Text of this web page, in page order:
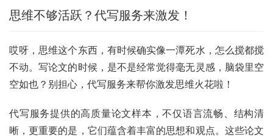
思维不够活跃？代写服务来激发！
哎呀，思维这个东西，有时候确实像一潭死水，怎么搅都搅
不动。写论文的时候，是不是经常觉得毫无灵感，脑袋里空
空如也？别担心，代写服务来帮你激发思维火花啦！
代写服务提供的高质量论文样本，不仅语言流畅、结构清
晰，更重要的是，它们蕴含着丰富的思想和观点。这些论文